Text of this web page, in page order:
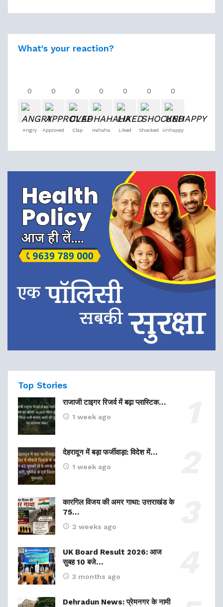
What's your reaction?
0
Angry
0
Approved
0
Clap
0
Hahaha
0
Liked
0
Shocked
0
Unhappy
Top Stories
राजाजी टाइगर रिजर्व में बढ़ा प्लास्टिक…
1 week ago
देहरादून में बड़ा फर्जीवाड़ा: विदेश में…
1 week ago
कारगिल विजय की अमर गाथा: उत्तराखंड के
75…
2 weeks ago
UK Board Result 2026: आज
सुबह 10 बजे…
3 months ago
Dehradun News: प्रेमनगर के नामी